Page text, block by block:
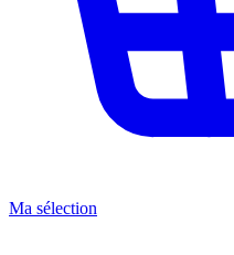
Ma sélection